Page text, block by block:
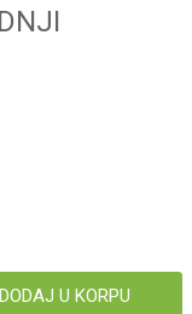
DODAJ U KORPU